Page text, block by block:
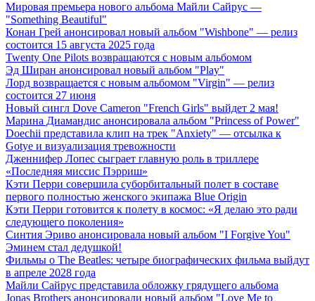
Мировая премьера нового альбома Майли Сайрус —
"Something Beautiful"
Конан Грей анонсировал новый альбом "Wishbone" — релиз
состоится 15 августа 2025 года
Twenty One Pilots возвращаются с новым альбомом
Эд Ширан анонсировал новый альбом "Play"
Лорд возвращается с новым альбомом "Virgin" — релиз
состоится 27 июня
Новый сингл Dove Cameron "French Girls" выйдет 2 мая!
Марина Диамандис анонсировала альбом "Princess of Power"
Doechii представила клип на трек "Anxiety" — отсылка к
Gotye и визуализация тревожности
Дженнифер Лопес сыграет главную роль в триллере
«Последняя миссис Пэрриш»
Кэти Перри совершила суборбитальный полет в составе
первого полностью женского экипажа Blue Origin
Кэти Перри готовится к полету в космос: «Я делаю это ради
следующего поколения»
Синтия Эриво анонсировала новый альбом "I Forgive You"
Эминем стал дедушкой!
Фильмы о The Beatles: четыре биографических фильма выйдут
в апреле 2028 года
Майли Сайрус представила обложку грядущего альбома
Jonas Brothers анонсировали новый альбом "Love Me to